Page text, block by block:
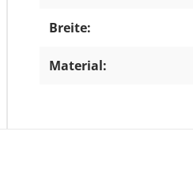
Breite:
Material: